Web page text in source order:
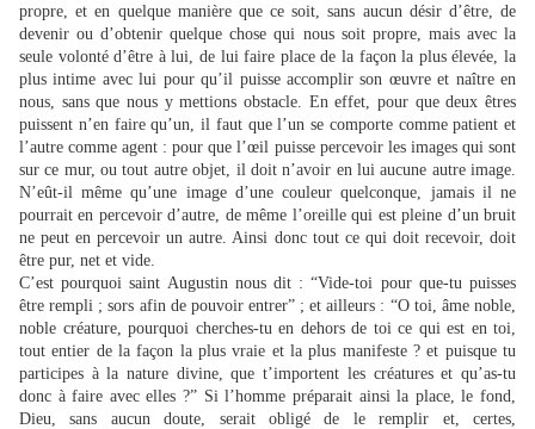
propre, et en quelque manière que ce soit, sans aucun désir d’être, de
devenir ou d’obtenir quelque chose qui nous soit propre, mais avec la
seule volonté d’être à lui, de lui faire place de la façon la plus élevée, la
plus intime avec lui pour qu’il puisse accomplir son œuvre et naître en
nous, sans que nous y mettions obstacle. En effet, pour que deux êtres
puissent n’en faire qu’un, il faut que l’un se comporte comme patient et
l’autre comme agent : pour que l’œil puisse percevoir les images qui sont
sur ce mur, ou tout autre objet, il doit n’avoir en lui aucune autre image.
N’eût-il même qu’une image d’une couleur quelconque, jamais il ne
pourrait en percevoir d’autre, de même l’oreille qui est pleine d’un bruit
ne peut en percevoir un autre. Ainsi donc tout ce qui doit recevoir, doit
être pur, net et vide.
C’est pourquoi saint Augustin nous dit : “Vide-toi pour que-tu puisses
être rempli ; sors afin de pouvoir entrer” ; et ailleurs : “O toi, âme noble,
noble créature, pourquoi cherches-tu en dehors de toi ce qui est en toi,
tout entier de la façon la plus vraie et la plus manifeste ? et puisque tu
participes à la nature divine, que t’importent les créatures et qu’as-tu
donc à faire avec elles ?” Si l’homme préparait ainsi la place, le fond,
Dieu, sans aucun doute, serait obligé de le remplir et, certes,